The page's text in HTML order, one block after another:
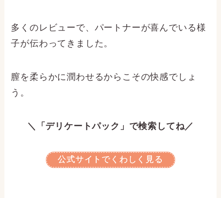
多くのレビューで、パートナーが喜んでいる様
子が伝わってきました。
膣を柔らかに潤わせるからこその快感でしょ
う。
＼「デリケートパック」で検索してね／
公式サイトでくわしく見る